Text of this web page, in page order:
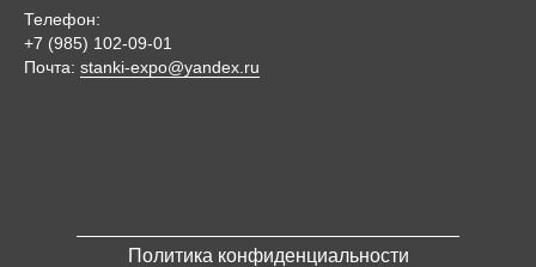
Телефон:
+7 (985) 102-09-01
Почта: stanki-expo@yandex.ru
Политика конфиденциальности